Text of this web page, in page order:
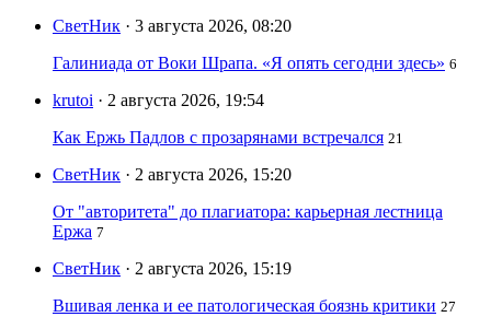
СветНик · 3 августа 2026, 08:20
Галиниада от Воки Шрапа. «Я опять сегодни здесь» 6
krutoi · 2 августа 2026, 19:54
Как Ержь Падлов с прозарянами встречался 21
СветНик · 2 августа 2026, 15:20
От "авторитета" до плагиатора: карьерная лестница
Ержа 7
СветНик · 2 августа 2026, 15:19
Вшивая ленка и ее патологическая боязнь критики 27